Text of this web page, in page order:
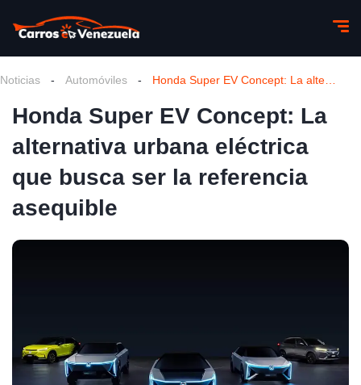
Noticias - Automóviles -
Honda Super EV Concept: La
alternativa urbana eléctrica
que busca ser la referencia
asequible